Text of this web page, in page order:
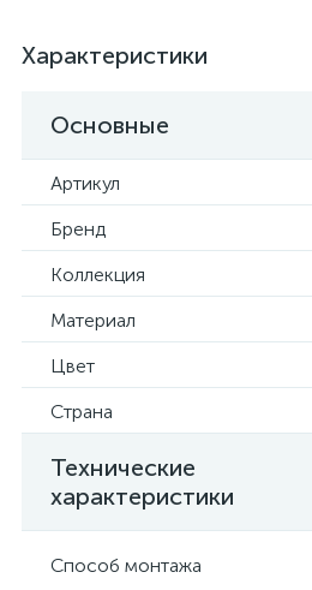
Характеристики
Основные
Артикул
Бренд
Коллекция
Материал
Цвет
Страна
Технические
характеристики
Способ монтажа